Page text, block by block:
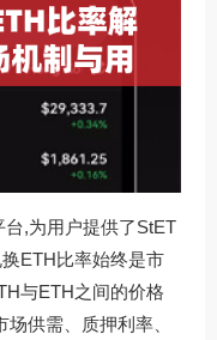
,为用户提供了StET
ETH比率始终是市
与ETH之间的价格
供需、质押利率、